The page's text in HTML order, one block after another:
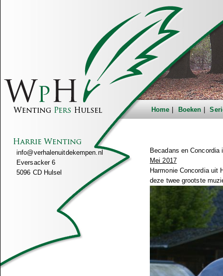
Home Boeken
info@verhalenuitdekempen.nl
Eversacker 6
5096 CD Hulsel
Becadans en Concordia
Mei 2017
Harmonie Concordia uit
deze twee grootste